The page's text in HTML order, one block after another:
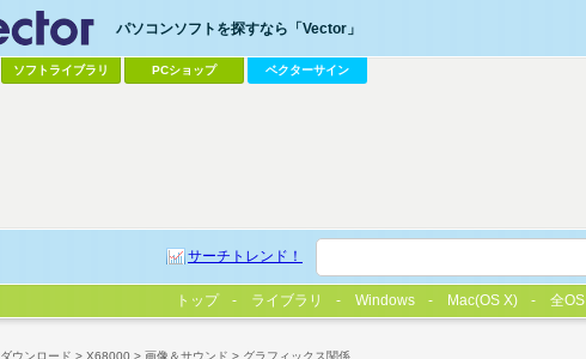
ダウンロード > X68000 > 画像＆サウンド > グラフィックス関係
パソコンソフトを探すなら「Vector」
ソフトライブラリ PCショップ ベクターサイン
サーチトレンド！
トップ ライブラリ Windows Mac(OS X) 全OS